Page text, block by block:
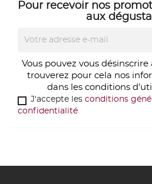
Pour recevoir nos
aux
Vous pouvez vous
trouverez pour cela nos
dans les conditions
J'accepte les conditions
confidentialité